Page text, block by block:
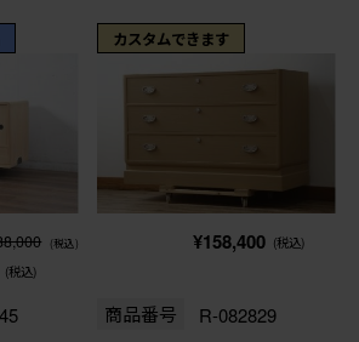
(税込)
(税込)
カスタムできます
¥158,400 (税込)
商品番号 R-082829